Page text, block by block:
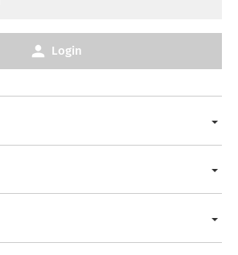
Login